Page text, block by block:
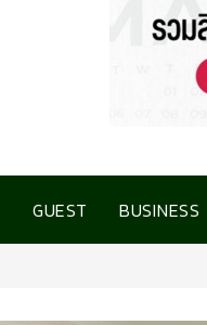
GUEST BUSINESS